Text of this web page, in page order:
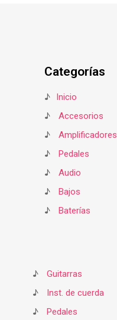
Categorías
♪
Inicio
♪
Accesorios
♪
Amplificadores
♪
Pedales
♪
Audio
♪
Bajos
♪
Baterías
♪
Guitarras
♪
Inst. de cuerda
♪
Pedales